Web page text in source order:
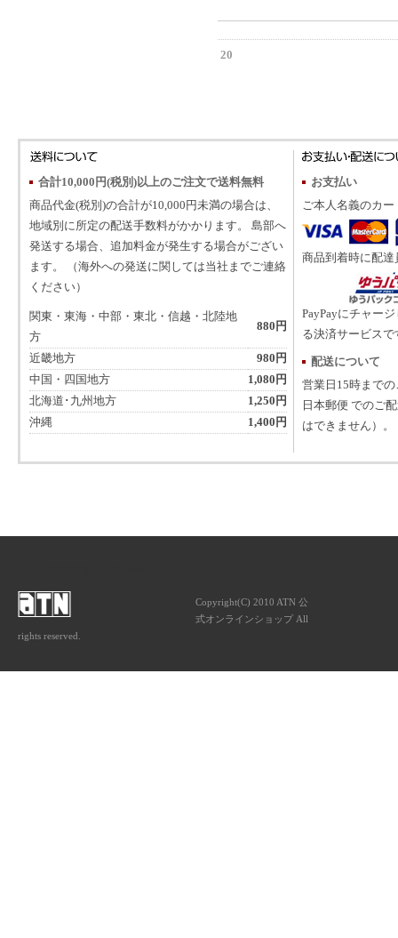
20
合計10,000円(税別)以上のご注文で送料無料
商品代金(税別)の合計が10,000円未満の場合は、
地域別に所定の配送手数料がかかります。 島部へ
発送する場合、追加料金が発生する場合がござい
ます。 （海外への発送に関しては当社までご連絡
ください）
関東・東海・中部・東北・信越・北陸地
方
880円
近畿地方
980円
中国・四国地方
1,080円
北海道･九州地方
1,250円
沖縄
1,400円
お支払い
ご本人名義のカ
商品到着時に配
PayPayにチャー
る決済サービスで
配送について
営業日15時まで
日本郵便 でのご
はできません）。
Copyright(C) 2010 ATN 公
式オンラインショップ All
rights reserved.